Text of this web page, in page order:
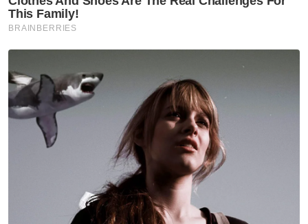
Muat turun aplikasi Sinar Harian.
baucar tunai.
Di manakah anda tinggal?
Johor
K. Lumpur
Kelantan
Melaka
Pahang
P. Pinang
Perlis
Putrajaya